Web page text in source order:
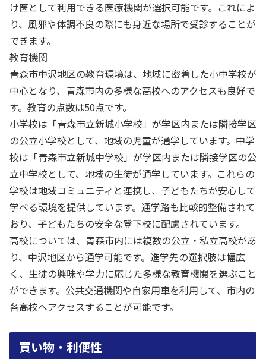
け医として利用できる医療機関が選択可能です。これによ
り、風邪や体調不良の際にも身近な場所で受診することが
できます。
教育機関
青森市中沢地区の教育環境は、地域に密着した小中学校が
中心となり、青森市内の多様な高校へのアクセスも良好で
す。教育の点数は50点です。
小学校は「青森市立新城小学校」が学区内または隣接学区
の公立小学校として、地域の児童が通学しています。中学
校は「青森市立新城中学校」が学区内または隣接学区の公
立中学校として、地域の生徒が通学しています。これらの
学校は地域コミュニティと連携し、子どもたちが安心して
学べる環境を提供しています。通学路も比較的整備されて
おり、子どもたちの安全な登下校に配慮されています。
高校については、青森市内には複数の公立・私立高校があ
り、中沢地区から通学可能です。進学先の選択肢は幅広
く、生徒の興味や学力に応じた多様な教育機関を選ぶこと
ができます。公共交通機関や自家用車を利用して、市内の
各高校へアクセスすることが可能です。
買い物・利便性